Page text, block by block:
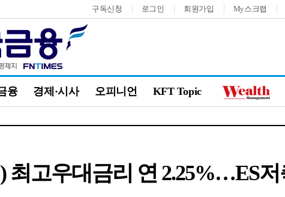
구독신청 로그인 회원가입 My스크랩
융 경제·시사 오피니언 KFT Topic
최고우대금리 연 2.25%…ES